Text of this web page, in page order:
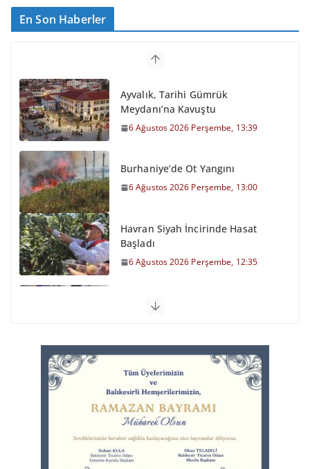
En Son Haberler
Ayvalık, Tarihi Gümrük
Meydanı’na Kavuştu
6 Ağustos 2026 Perşembe, 13:39
Burhaniye’de Ot Yangını
6 Ağustos 2026 Perşembe, 13:00
Havran Siyah İncirinde Hasat
Başladı
6 Ağustos 2026 Perşembe, 12:35
Otomobil Şarampole Devrildi
Balıkesirspor Sevdası İçin
Memleket Tek Yürek
6 Ağustos 2026 Perşembe, 11:51
Büyükşehir’den Kepsut’a Yatırım
6 Ağustos 2026 Perşembe, 16:43